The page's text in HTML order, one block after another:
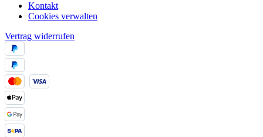
Kontakt
Cookies verwalten
Vertrag widerrufen